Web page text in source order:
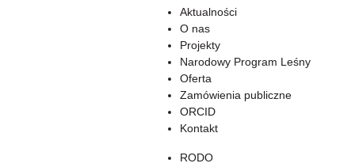
Aktualności
O nas
Projekty
Narodowy Program Leśny
Oferta
Zamówienia publiczne
ORCID
Kontakt
RODO